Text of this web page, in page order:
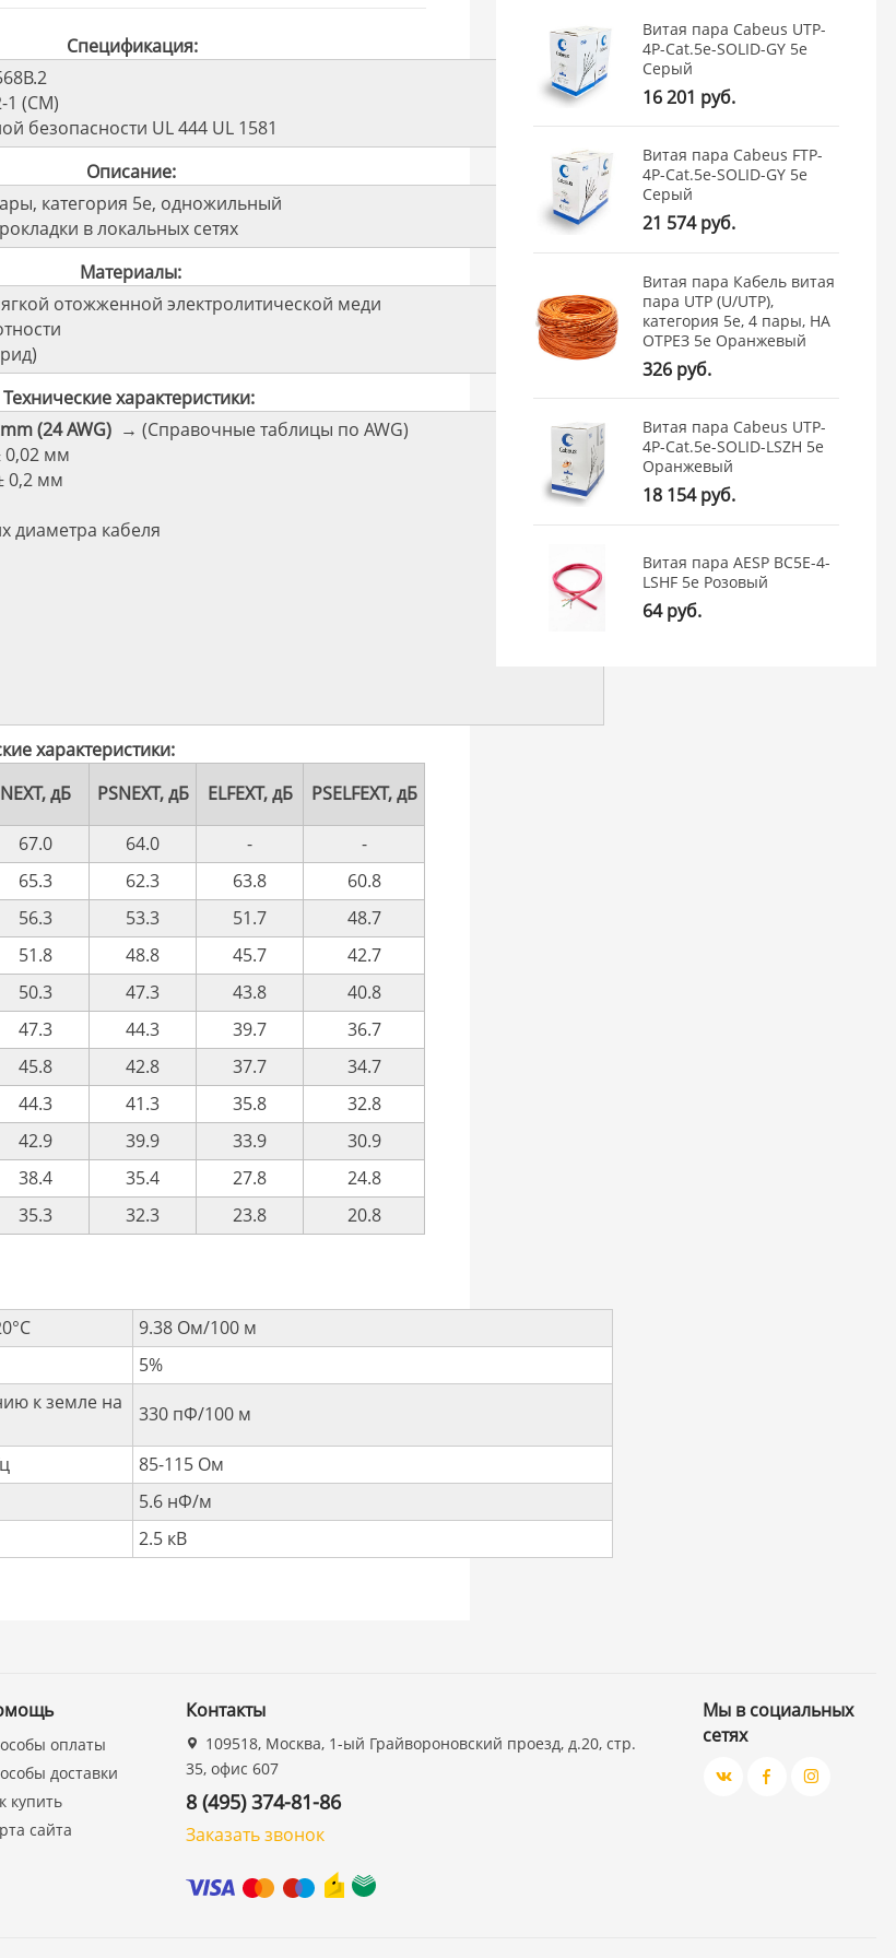
Спецификация:
(CM)
безопасности UL 444 UL 1581
Описание:
категория 5е, одножильный
в локальных сетях
Материалы:
отожженной электролитической меди
Технические характеристики:
(24 AWG) → (Справочные таблицы по AWG)
0,02 мм
0,2 мм
диаметра кабеля
характеристики:
NEXT, дБ PSNEXT, дБ ELFEXT, дБ PSELFEXT, дБ
67.0 64.0 -
-
65.3 62.3 63.8
60.8
56.3 53.3 51.7
48.7
51.8 48.8 45.7
42.7
50.3 47.3 43.8
40.8
47.3 44.3 39.7
36.7
45.8 42.8 37.7
34.7
44.3 41.3 35.8
32.8
42.9 39.9 33.9
30.9
38.4 35.4 27.8
24.8
35.3 32.3 23.8 20.8
9.38 Ом/100 м
5%
к земле на
330 пФ/100 м
85-115 Ом
5.6 нФ/м
2.5 кВ
Витая пара Cabeus UTP-
4P-Cat.5e-SOLID-GY 5e
Серый
16 201 руб.
Витая пара Cabeus FTP-
4P-Cat.5e-SOLID-GY 5e
Серый
21 574 руб.
Витая пара Кабель витая
пара UTP (U/UTP),
категория 5e, 4 пары, НА
ОТРЕЗ 5e Оранжевый
326 руб.
Витая пара Cabeus UTP-
4P-Cat.5e-SOLID-LSZH 5e
Оранжевый
18 154 руб.
Витая пара AESP BC5E-4-
LSHF 5e Розовый
64 руб.
оплаты
доставки
купить
сайта
Контакты
109518, Москва, 1-ый Грайвороновский проезд, д.20, стр.
35, офис 607
8 (495) 374-81-86
Заказать звонок
Мы в социальных
сетях